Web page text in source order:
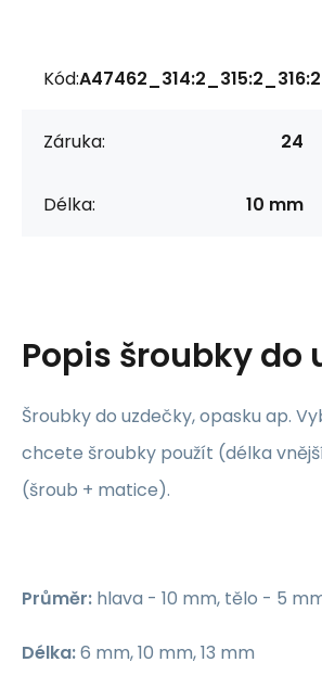
Kód:A47462_314:2_315:2_316:2_
Záruka: 24
Délka: 10 mm
Popis šroubky do
Šroubky do uzdečky, opasku ap.
chcete šroubky použít (délka
(šroub + matice).
Průměr: hlava - 10 mm, tělo - 5
Délka:6 mm, 10 mm, 13 mm